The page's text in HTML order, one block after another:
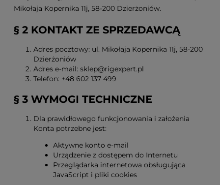
Mikołaja Kopernika 11j, 58-200 Dzierżoniów.
§ 2 KONTAKT ZE SPRZEDAWCĄ
Adres pocztowy: ul. Mikołaja Kopernika 11j, 58-200
Dzierżoniów
Adres e-mail: sklep@rigexpert.pl
Telefon: +48 602 137 499
§ 3 WYMOGI TECHNICZNE
Dla prawidłowego funkcjonowania i założenia
Konta potrzebne jest:
Aktywne konto e-mail
Urządzenie z dostępem do Internetu
Przeglądarka internetowa obsługująca
JavaScript i pliki cookies